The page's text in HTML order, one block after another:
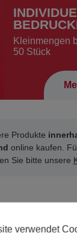
Kleinmengen
50 Stück
Produkte
online kaufen.
Sie bitte unsere
verwendet